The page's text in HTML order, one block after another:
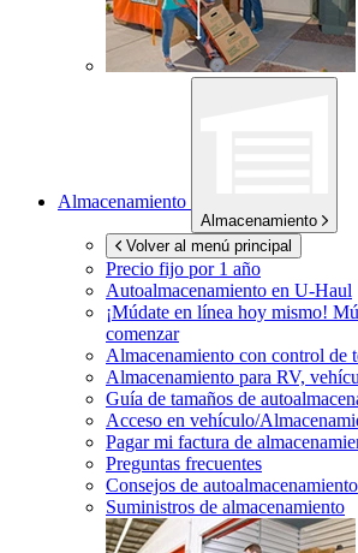
Almacenamiento
Almacenamiento
Volver al menú principal
Precio fijo por 1 año
Autoalmacenamiento en U-Haul
¡Múdate en línea hoy mismo!
comenzar
Almacenamiento con control de
Almacenamiento para RV,
Guía de tamaños de
Acceso en vehículo/
Pagar mi factura de
Preguntas frecuentes
Consejos de autoalmacenamiento
Suministros de almacenamiento